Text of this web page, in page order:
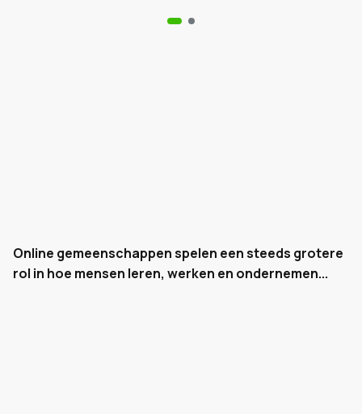
Online gemeenschappen spelen een steeds grotere
rol in hoe mensen leren, werken en ondernemen...